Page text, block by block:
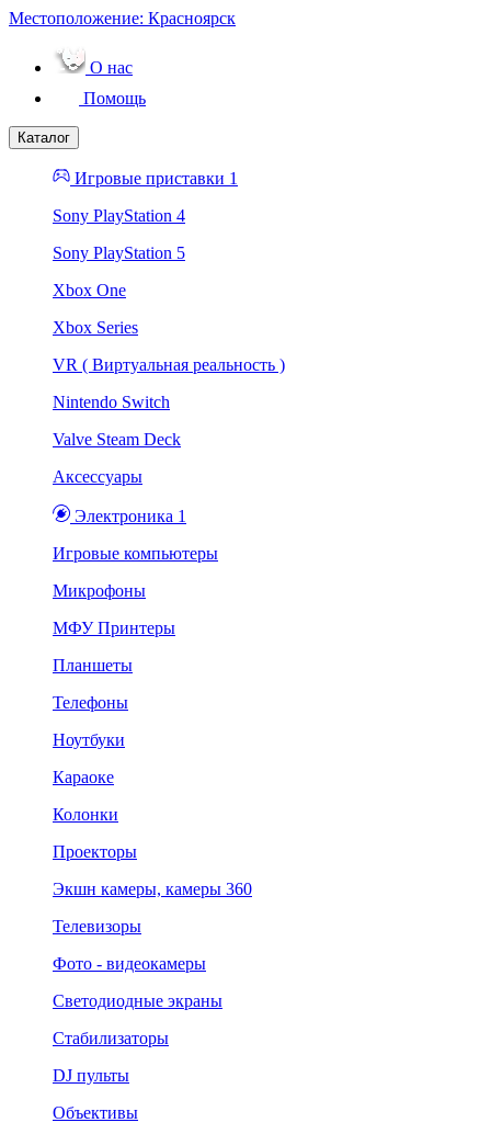
Местоположение: Красноярск
О нас
Помощь
Каталог
Игровые приставки 1
Sony PlayStation 4
Sony PlayStation 5
Xbox One
Xbox Series
VR ( Виртуальная реальность )
Nintendo Switch
Valve Steam Deck
Аксессуары
Электроника 1
Игровые компьютеры
Микрофоны
МФУ Принтеры
Планшеты
Телефоны
Ноутбуки
Караоке
Колонки
Проекторы
Экшн камеры, камеры 360
Телевизоры
Фото - видеокамеры
Светодиодные экраны
Стабилизаторы
DJ пульты
Объективы